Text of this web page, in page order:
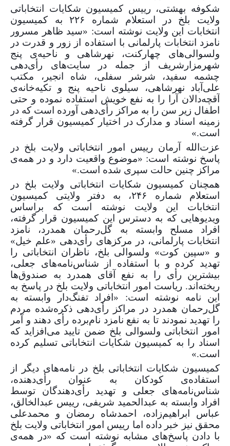
شکوفه بهشتی، رییس کمیسیون شکایات انتخاباتی
ولایت بلخ در استعلام شماره ۲۲۶ به کمیسیون
انتخابات این ولایت نوشته است: «سید ظاهر مسرور
نامزد انتخابات پارلمانی با استفاده از زور ‌و قدرت در
ولسوالی‌های چهارکنت، نهرشاهی و ناحیه‌ی پنج
شهرمزارشریف از جمله در سایت‌های رأی‌دهی
چشمه سفید، شرشر سفلی، شاه انجیر، مکتب
علی‌آباد نهرشاهی، سیلوی ناحیه پنج و تکیه‌خانه‌ی
آقچه‌دالان آرا را به نفع خویش استفاده نموده و حتی
اطفال زیر سن را به مراکز رأی‌دهی آورده است که در
زمینه اسناد و مدارک در اختیار کمیسیون قرار گرفته
است.»
عزت‌الله آرمان رییس امور انتخاباتی ولایت بلخ در
پاسخ نوشته است: «موضوع واقعیت دارد و در همه‌ی
مراکز چنین حالت سپری شده است.»
همچنان کمیسیون شکایات انتخاباتی ولایت بلخ در
استعلام شماره ۲۴۶، به دفتر ولایتی کمیسیون
انتخابات این ولایت نوشته است که براساس
ویدیوهایی که به دسترس این کمیسیون قرار گرفته،
افراد مسلح وابسته به گل‌رحمان همدرد، نامزد
انتخابات پارلمانی، در مرکزهای رأی‌دهی «علم خیل»
و «سپین کوت» ولسوالی بلخ، ناظران انتخاباتی را
تهدید کرده و با استفاده از شناس‌نامه‌های جعلی،
بیشترین رأی را به نفع آقای همدرد به صندوق‌ها
ریخته‌اند. ریاست امور انتخاباتی ولایت بلخ در پاسخ به
این نامه نوشته است: «افراد تفنگ‌دار وابسته به
گل‌رحمان همدرد در مراکز رأی‌دهی ذکره‌شده مردم
را تهدید نمودند تا به نفع نامزد نام‌برده رأی دهند و آمر
امور انتخاباتی ولسوالی بلخ ضمن تایید می‌‌افزاید که
اسناد را به کمیسیون شکایات انتخاباتی تسلیم کرده
است.»
کمیسیون شکایات انتخاباتی بلخ در نامه‌های دیگر از
استفاده‌ی کودکان به عنوان رأی‌دهنده،
شناس‌نامه‌های جعلی و تهدید رأی‌دهندگان توسط
افراد وابسته به عبدالحمید شریفی، رییس عبدالخالق،
عباس ابراهیم‌زاده، احمدشاه رمضان و محمدعلی
محقق نیز خبر داده اما رییس امور انتخاباتی ولایت بلخ
با دادن پاسخ‌های مشابه ‌نوشته است که «در همه‌ی